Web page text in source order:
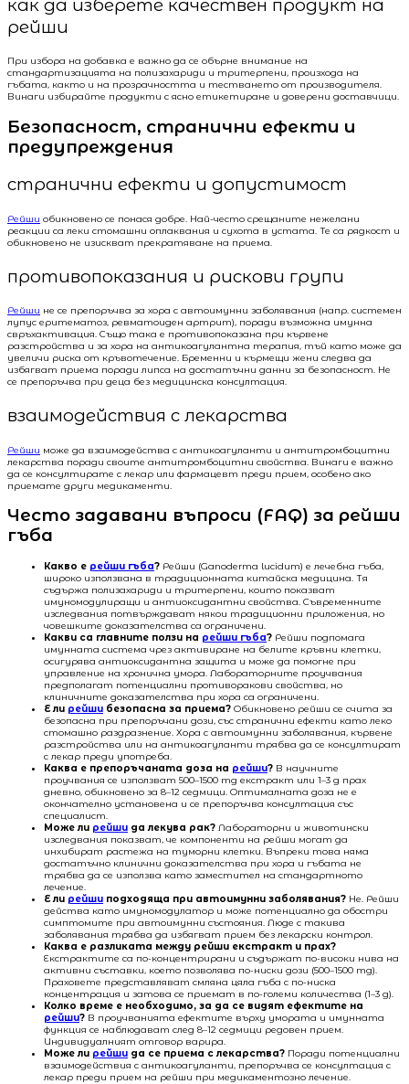
как да изберете качествен продукт на
рейши
При избора на добавка е важно да се обърне внимание на
стандартизацията на полизахариди и тритерпени, произхода на
гъбата, както и на прозрачността и тестването от производителя.
Винаги избирайте продукти с ясно етикетиране и доверени доставчици.
Безопасност, странични ефекти и
предупреждения
странични ефекти и допустимост
Рейши обикновено се понася добре. Най-често срещаните нежелани
реакции са леки стомашни оплаквания и сухота в устата. Те са рядкост и
обикновено не изискват прекратяване на приема.
противопоказания и рискови групи
Рейши не се препоръчва за хора с автоимунни заболявания (напр. системен
лупус еритематоз, ревматоиден артрит), поради възможна имунна
свръхактивация. Също така е противопоказана при кървене
разстройства и за хора на антикоагулантна терапия, тъй като може да
увеличи риска от кръвотечение. Бременни и кърмещи жени следва да
избягват приема поради липса на достатъчни данни за безопасност. Не
се препоръчва при деца без медицинска консултация.
взаимодействия с лекарства
Рейши може да взаимодейства с антикоагуланти и антитромбоцитни
лекарства поради своите антитромбоцитни свойства. Винаги е важно
да се консултирате с лекар или фармацевт преди прием, особено ако
приемате други медикаменти.
Често задавани въпроси (FAQ) за рейши
гъба
Какво е рейши гъба? Рейши (Ganoderma lucidum) е лечебна гъба,
широко използвана в традиционната китайска медицина. Тя
съдържа полизахариди и тритерпени, които показват
имуномодулиращи и антиоксидантни свойства. Съвременните
изследвания потвърждават някои традиционни приложения, но
човешките доказателства са ограничени.
Какви са главните ползи на рейши гъба? Рейши подпомага
имунната система чрез активиране на белите кръвни клетки,
осигурява антиоксидантна защита и може да помогне при
управление на хронична умора. Лабораторните проучвания
предполагат потенциални противоракови свойства, но
клиничните доказателства при хора са ограничени.
Е ли рейши безопасна за приема? Обикновено рейши се счита за
безопасна при препоръчани дози, със странични ефекти като леко
стомашно раздразнение. Хора с автоимунни заболявания, кървене
разстройства или на антикоагуланти трябва да се консултират
с лекар преди употреба.
Каква е препоръчаната доза на рейши? В научните
проучвания се използват 500–1500 mg екстракт или 1–3 g прах
дневно, обикновено за 8–12 седмици. Оптималната доза не е
окончателно установена и се препоръчва консултация със
специалист.
Може ли рейши да лекува рак? Лабораторни и животински
изследвания показват, че компоненти на рейши могат да
инхибират растежа на туморни клетки. Въпреки това няма
достатъчно клинични доказателства при хора и гъбата не
трябва да се използва като заместител на стандартното
лечение.
Е ли рейши подходяща при автоимунни заболявания? Не. Рейши
действа като имуномодулатор и може потенциално да обостри
симптомите при автоимунни състояния. Люде с такива
заболявания трябва да избягват прием без лекарски контрол.
Каква е разликата между рейши екстракт и прах?
Екстрактите са по-концентрирани и съдържат по-високи нива на
активни съставки, което позволява по-ниски дози (500–1500 mg).
Праховете представляват смляна цяла гъба с по-ниска
концентрация и затова се приемат в по-големи количества (1–3 g).
Колко време е необходимо, за да се видят ефектите на
рейши? В проучванията ефектите върху умората и имунната
функция се наблюдават след 8–12 седмици редовен прием.
Индивидуалният отговор варира.
Може ли рейши да се приема с лекарства? Поради потенциални
взаимодействия с антикоагуланти, препоръчва се консултация с
лекар преди прием на рейши при медикаментозно лечение.